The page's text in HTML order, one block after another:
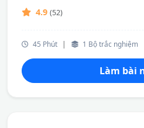
4.9 (52)
45 Phút | 1 Bộ trắc nghiệm
Làm bài